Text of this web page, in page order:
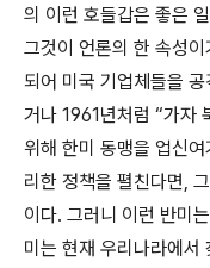
의 이런 호들갑은 좋은
그것이 언론의 한 속성
되어 미국 기업체들을
거나 1961년처럼 “가자
위해 한미 동맹을 업신
리한 정책을 펼친다면,
이다. 그러니 이런 반미
미는 현재 우리나라에서